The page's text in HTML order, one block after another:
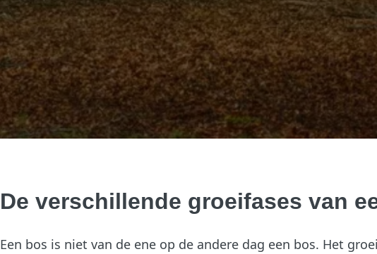
De verschillende groeifases van
Een bos is niet van de ene op de andere dag een bos. Het